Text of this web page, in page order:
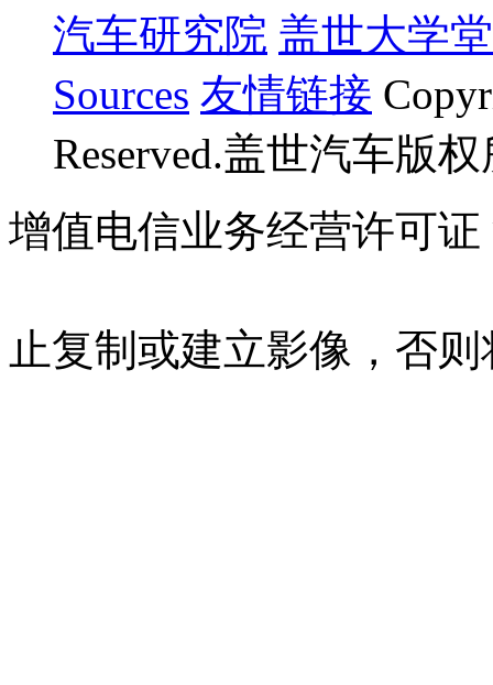
汽车研究院 盖世大学堂
Sources 友情链接
Reserved.盖世汽车版
增值电信业务经营许可证
止复制或建立影像，否